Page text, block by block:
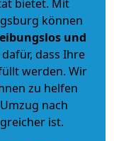
bietet. Mit
können
und
dass Ihre
werden. Wir
zu helfen
nach
ist.